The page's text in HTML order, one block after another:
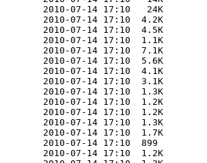
2010-07-14 17:10   24K
2010-07-14 17:10  4.2K
2010-07-14 17:10  4.5K
2010-07-14 17:10  1.1K
2010-07-14 17:10  7.1K
2010-07-14 17:10  5.6K
2010-07-14 17:10  4.1K
2010-07-14 17:10  3.1K
2010-07-14 17:10  1.3K
2010-07-14 17:10  1.2K
2010-07-14 17:10  1.2K
2010-07-14 17:10  1.3K
2010-07-14 17:10  1.7K
2010-07-14 17:10  899
2010-07-14 17:10  1.2K